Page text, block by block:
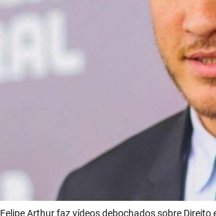
Felipe Arthur faz vídeos debochados sobre Direito